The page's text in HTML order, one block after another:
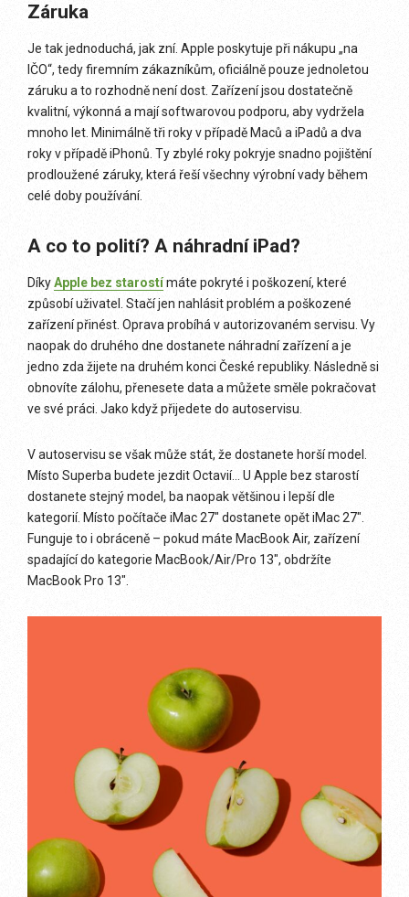
Záruka
Je tak jednoduchá, jak zní. Apple poskytuje při nákupu „na
IČO“, tedy firemním zákazníkům, oficiálně pouze jednoletou
záruku a to rozhodně není dost. Zařízení jsou dostatečně
kvalitní, výkonná a mají softwarovou podporu, aby vydržela
mnoho let. Minimálně tři roky v případě Maců a iPadů a dva
roky v případě iPhonů. Ty zbylé roky pokryje snadno pojištění
prodloužené záruky, která řeší všechny výrobní vady během
celé doby používání.
A co to polití? A náhradní iPad?
DíkyApple bez starostímáte pokryté i poškození, které
způsobí uživatel. Stačí jen nahlásit problém a poškozené
zařízení přinést. Oprava probíhá v autorizovaném servisu. Vy
naopak do druhého dne dostanete náhradní zařízení a je
jedno zda žijete na druhém konci České republiky. Následně si
obnovíte zálohu, přenesete data a můžete směle pokračovat
ve své práci. Jako když přijedete do autoservisu.
V autoservisu se však může stát, že dostanete horší model.
Místo Superba budete jezdit Octavií… U Apple bez starostí
dostanete stejný model, ba naopak většinou i lepší dle
kategorií. Místo počítače iMac 27″ dostanete opět iMac 27″.
Funguje to i obráceně – pokud máte MacBook Air, zařízení
spadající do kategorie MacBook/Air/Pro 13″, obdržíte
MacBook Pro 13″.